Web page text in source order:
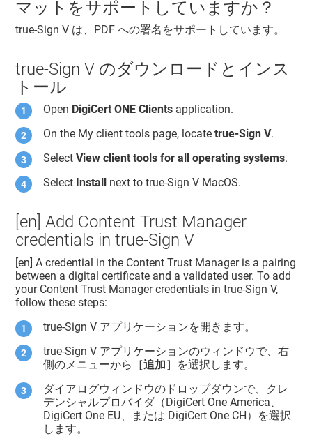
マットをサポートしていますか？
true-Sign V は、PDF への署名をサポートしています。
true-Sign V のダウンロードとインス
トール
Open DigiCert ONE Clients application.
On the My client tools page, locatetrue-Sign V.
SelectView client tools for all operating systems.
Select Install next to true-Sign V MacOS.
[en] Add Content Trust Manager
credentials in true-Sign V
[en] A credential in the Content Trust Manageris a pairing
between a digital certificate and a validated user. To add
your Content Trust Managercredentials in true-Sign V,
follow these steps:
true-Sign V アプリケーションを開きます。
true-Sign V アプリケーションのウィンドウで、右
側のメニューから
［追加］ を選択します。
ダイアログウィンドウのドロップダウンで、クレ
デンシャルプロバイダ（DigiCert One America、
DigiCert One EU、または DigiCert One CH）を選択
します。